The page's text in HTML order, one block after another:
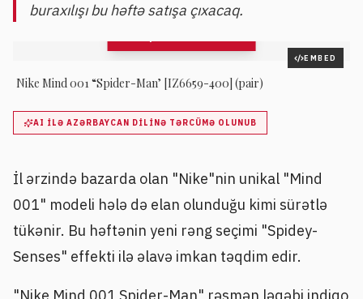
buraxılışı bu həftə satışa çıxacaq.
EMBED
Nike Mind 001 “Spider-Man’ [IZ6659-400] (pair)
AI ILƏ AZƏRBAYCAN DILINƏ TƏRCÜMƏ OLUNUB
İl ərzində bazarda olan "Nike"nin unikal "Mind
001" modeli hələ də elan olunduğu kimi sürətlə
tükənir. Bu həftənin yeni rəng seçimi "Spidey-
Senses" effekti ilə əlavə imkan təqdim edir.
"Nike Mind 001 Spider-Man" rəsmən ləqəbi indiqo